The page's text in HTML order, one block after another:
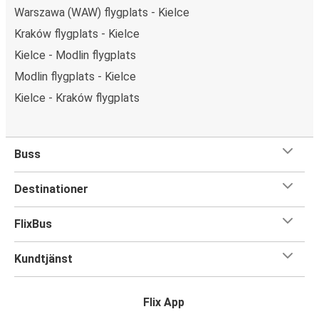
Warszawa (WAW) flygplats - Kielce
Kraków flygplats - Kielce
Kielce - Modlin flygplats
Modlin flygplats - Kielce
Kielce - Kraków flygplats
Buss
Destinationer
FlixBus
Kundtjänst
Flix App